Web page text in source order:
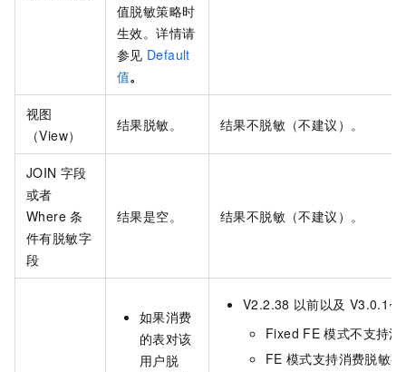
值脱敏策略时
生效。详情请
参见 Default
值。
视图
（View）
结果脱敏。 结果不脱敏（不建议）。
JOIN 字段
或者
Where 条
件有脱敏字
段
结果是空。 结果不脱敏（不建议）。
如果消费
的表对该
用户脱
V2.2.38 以前以及
Fixed FE 模式不支持
FE 模式支持消费脱敏